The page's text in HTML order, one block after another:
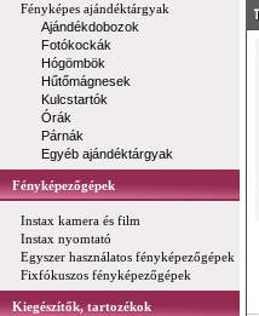
Fényképes ajándéktárgyak
Ajándékdobozok
Fotókockák
Hógömbök
Hűtőmágnesek
Kulcstartók
Órák
Párnák
Egyéb ajándéktárgyak
Fényképezőgépek
Instax kamera és film
Instax nyomtató
Egyszer használatos fényképezőgépek
Fixfókuszos fényképezőgépek
Kiegészítők, tartozékok